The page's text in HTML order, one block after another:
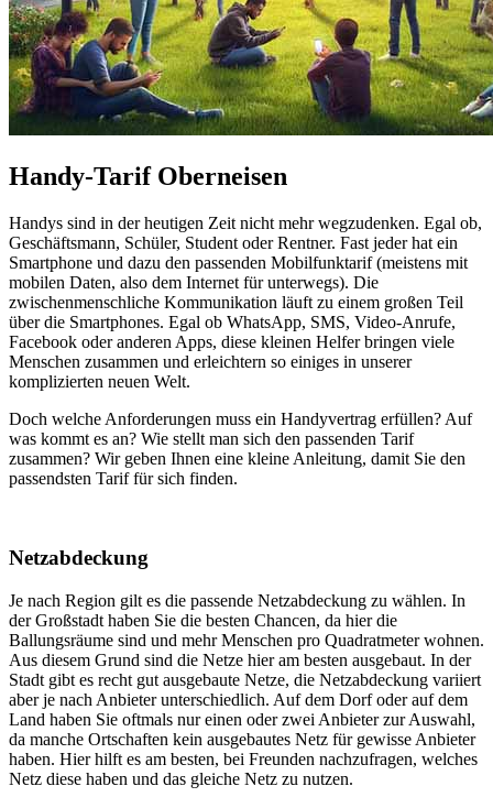
Handy-Tarif Oberneisen
Handys sind in der heutigen Zeit nicht mehr wegzudenken. Egal ob,
Geschäftsmann, Schüler, Student oder Rentner. Fast jeder hat ein
Smartphone und dazu den passenden Mobilfunktarif (meistens mit
mobilen Daten, also dem Internet für unterwegs). Die
zwischenmenschliche Kommunikation läuft zu einem großen Teil
über die Smartphones. Egal ob WhatsApp, SMS, Video-Anrufe,
Facebook oder anderen Apps, diese kleinen Helfer bringen viele
Menschen zusammen und erleichtern so einiges in unserer
komplizierten neuen Welt.
Doch welche Anforderungen muss ein Handyvertrag erfüllen? Auf
was kommt es an? Wie stellt man sich den passenden Tarif
zusammen? Wir geben Ihnen eine kleine Anleitung, damit Sie den
passendsten Tarif für sich finden.
Netzabdeckung
Je nach Region gilt es die passende Netzabdeckung zu wählen. In
der Großstadt haben Sie die besten Chancen, da hier die
Ballungsräume sind und mehr Menschen pro Quadratmeter wohnen.
Aus diesem Grund sind die Netze hier am besten ausgebaut. In der
Stadt gibt es recht gut ausgebaute Netze, die Netzabdeckung variiert
aber je nach Anbieter unterschiedlich. Auf dem Dorf oder auf dem
Land haben Sie oftmals nur einen oder zwei Anbieter zur Auswahl,
da manche Ortschaften kein ausgebautes Netz für gewisse Anbieter
haben. Hier hilft es am besten, bei Freunden nachzufragen, welches
Netz diese haben und das gleiche Netz zu nutzen.